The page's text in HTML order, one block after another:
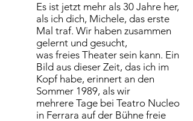
Es ist jetzt mehr als 30 Jahre her,
als ich dich, Michele, das erste
Mal traf. Wir haben zusammen
gelernt und gesucht,
was freies Theater sein kann. Ein
Bild aus dieser Zeit, das ich im
Kopf habe, erinnert an den
Sommer 1989, als wir
mehrere Tage bei Teatro Nucleo
in Ferrara auf der Bühne freie